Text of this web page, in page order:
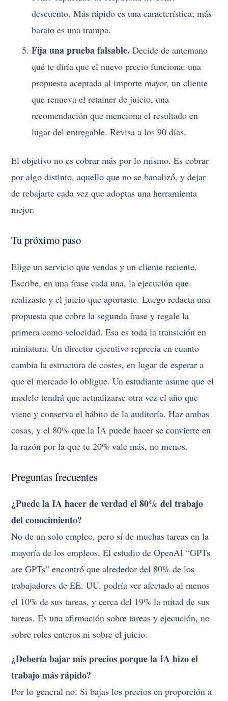
descuento. Más rápido es una característica; más
barato es una trampa.
Fija una prueba falsable. Decide de antemano
qué te diría que el nuevo precio funciona: una
propuesta aceptada al importe mayor, un cliente
que renueva el retainer de juicio, una
recomendación que menciona el resultado en
lugar del entregable. Revisa a los 90 días.
El objetivo no es cobrar más por lo mismo. Es cobrar
por algo distinto, aquello que no se banalizó, y dejar
de rebajarte cada vez que adoptas una herramienta
mejor.
Tu próximo paso
Elige un servicio que vendas y un cliente reciente.
Escribe, en una frase cada una, la ejecución que
realizaste y el juicio que aportaste. Luego redacta una
propuesta que cobre la segunda frase y regale la
primera como velocidad. Esa es toda la transición en
miniatura. Un director ejecutivo reprecia en cuanto
cambia la estructura de costes, en lugar de esperar a
que el mercado lo obligue. Un estudiante asume que el
modelo tendrá que actualizarse otra vez el año que
viene y conserva el hábito de la auditoría. Haz ambas
cosas, y el 80% que la IA puede hacer se convierte en
la razón por la que tu 20% vale más, no menos.
Preguntas frecuentes
¿Puede la IA hacer de verdad el 80% del trabajo
del conocimiento?
No de un solo empleo, pero sí de muchas tareas en la
mayoría de los empleos. El estudio de OpenAI “GPTs
are GPTs” encontró que alrededor del 80% de los
trabajadores de EE. UU. podría ver afectado al menos
el 10% de sus tareas, y cerca del 19% la mitad de sus
tareas. Es una afirmación sobre tareas y ejecución, no
sobre roles enteros ni sobre el juicio.
¿Debería bajar mis precios porque la IA hizo el
trabajo más rápido?
Por lo general no. Si bajas los precios en proporción a